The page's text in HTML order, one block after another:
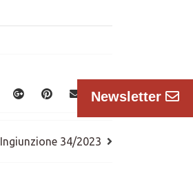
Newsletter
Ingiunzione 34/2023